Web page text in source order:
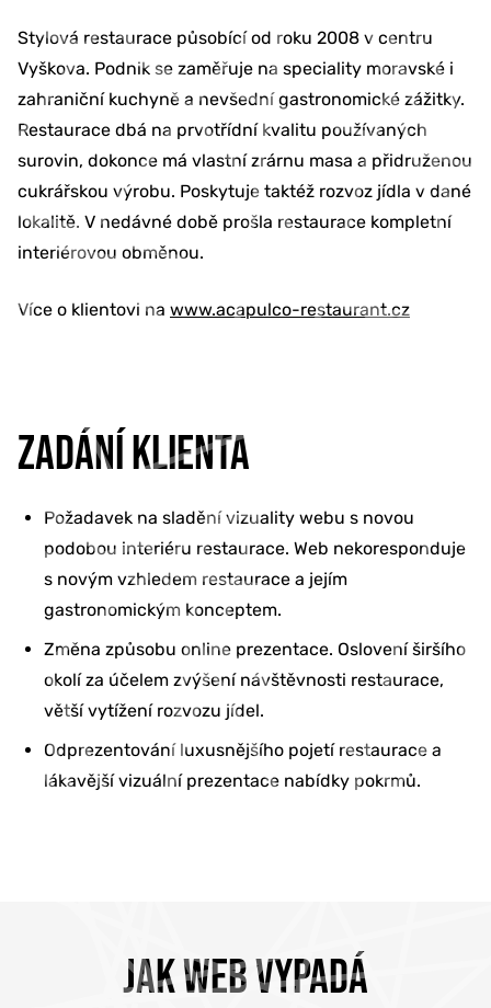
Stylová restaurace působící od roku 2008 v centru
Vyškova. Podnik se zaměřuje na speciality moravské i
zahraniční kuchyně a nevšední gastronomické zážitky.
Restaurace dbá na prvotřídní kvalitu používaných
surovin, dokonce má vlastní zrárnu masa a přidruženou
cukrářskou výrobu. Poskytuje taktéž rozvoz jídla v dané
lokalitě. V nedávné době prošla restaurace kompletní
interiérovou obměnou.
Více o klientovi na www.acapulco-restaurant.cz
ZADÁNÍ KLIENTA
Požadavek na sladění vizuality webu s novou
podobou interiéru restaurace. Web nekoresponduje
s novým vzhledem restaurace a jejím
gastronomickým konceptem.
Změna způsobu online prezentace. Oslovení širšího
okolí za účelem zvýšení návštěvnosti restaurace,
větší vytížení rozvozu jídel.
Odprezentování luxusnějšího pojetí restaurace a
lákavější vizuální prezentace nabídky pokrmů.
JAK WEB VYPADÁ